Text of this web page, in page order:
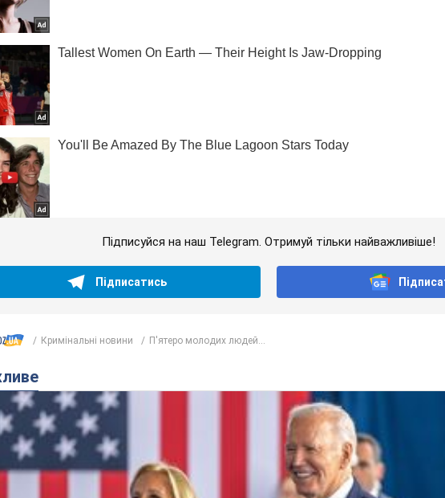
Підписуйся на наш Telegram. Отримуй тільки найважливіше!
Підписатись
Кримінальні новини П'ятеро молодих людей...